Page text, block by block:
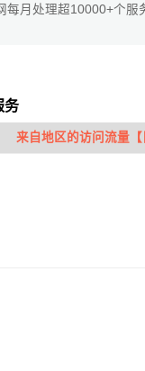
每月处理超10000+个服
务
来自地区的访问流量【